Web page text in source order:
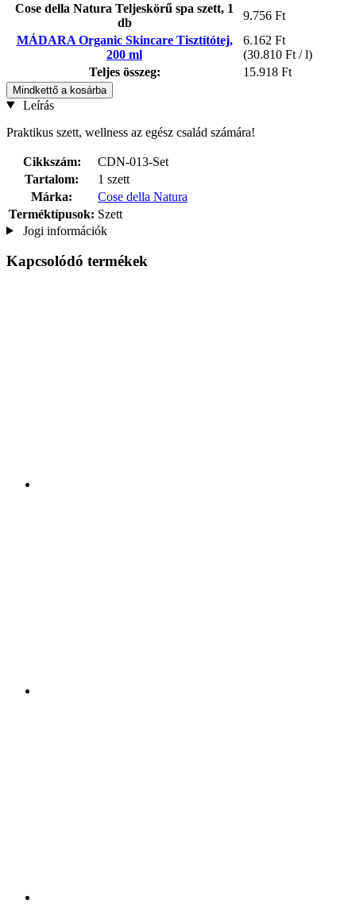
Cose della Natura Teljeskörű spa szett, 1
db
9.756 Ft
MÁDARA Organic Skincare Tisztítótej,
200 ml
6.162 Ft
(30.810 Ft / l)
Teljes összeg:
15.918 Ft
Mindkettő a kosárba
Leírás
Praktikus szett, wellness az egész család számára!
Cikkszám:
CDN-013-Set
Tartalom:
1 szett
Márka:
Cose della Natura
Terméktípusok: Szett
Jogi információk
Kapcsolódó termékek